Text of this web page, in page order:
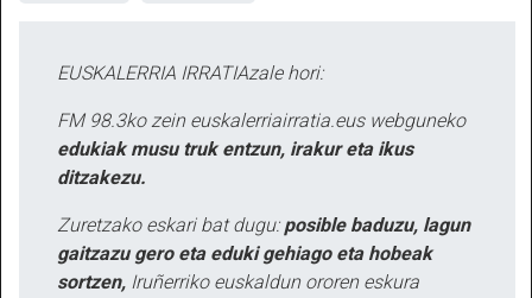
EUSKALERRIA IRRATIAzale hori:
FM 98.3ko zein euskalerriairratia.eus webguneko
edukiak musu truk entzun, irakur eta ikus
ditzakezu.
Zuretzako eskari bat dugu: posible baduzu, lagun
gaitzazu gero eta eduki gehiago eta hobeak
sortzen, Iruñerriko euskaldun ororen eskura